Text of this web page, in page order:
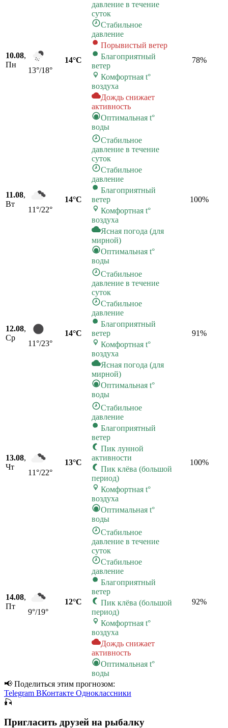
10.08,
Пн
13°/18°
14°C
давление в течение
суток
Стабильное
давление
Порывистый ветер
Благоприятный
ветер
Комфортная t°
воздуха
Дождь снижает
активность
Оптимальная t°
воды
78%
11.08,
Вт
11°/22°
14°C
Стабильное
давление в течение
суток
Стабильное
давление
Благоприятный
ветер
Комфортная t°
воздуха
Ясная погода (для
мирной)
Оптимальная t°
воды
100%
12.08,
Ср
11°/23°
14°C
Стабильное
давление в течение
суток
Стабильное
давление
Благоприятный
ветер
Комфортная t°
воздуха
Ясная погода (для
мирной)
Оптимальная t°
воды
91%
13.08,
Чт
11°/22°
13°C
Стабильное
давление
Благоприятный
ветер
Пик лунной
активности
Пик клёва (большой
период)
Комфортная t°
воздуха
Оптимальная t°
воды
100%
14.08,
Пт
9°/19°
12°C
Стабильное
давление в течение
суток
Стабильное
давление
Благоприятный
ветер
Пик клёва (большой
период)
Комфортная t°
воздуха
Дождь снижает
активность
Оптимальная t°
воды
92%
📢 Поделиться этим прогнозом:
Telegram ВКонтакте Одноклассники
🎣
Пригласить друзей на рыбалку